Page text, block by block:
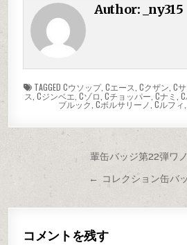
Author: _ny315
TAGGED Cウソップ, Cエース, Cクザン, C
ス, Cジンベエ, Cゾロ, Cチョッパー, Cナミ ,
ブルック, Cボルサリーノ,Cルフィ,
輩缶バッジ第22弾ワ
← コレクション缶バ
コメントを残す